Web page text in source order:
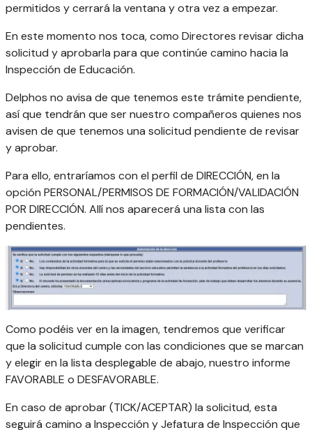
permitidos y cerrará la ventana y otra vez a empezar.
En este momento nos toca, como Directores revisar dicha
solicitud y aprobarla para que continúe camino hacia la
Inspección de Educación.
Delphos no avisa de que tenemos este trámite pendiente,
así que tendrán que ser nuestro compañeros quienes nos
avisen de que tenemos una solicitud pendiente de revisar
y aprobar.
Para ello, entraríamos con el perfil de DIRECCIÓN, en la
opción PERSONAL/PERMISOS DE FORMACIÓN/VALIDACIÓN
POR DIRECCIÓN. Allí nos aparecerá una lista con las
pendientes.
Como podéis ver en la imagen, tendremos que verificar
que la solicitud cumple con las condiciones que se marcan
y elegir en la lista desplegable de abajo, nuestro informe
FAVORABLE o DESFAVORABLE.
En caso de aprobar (TICK/ACEPTAR) la solicitud, esta
seguirá camino a Inspección y Jefatura de Inspección que